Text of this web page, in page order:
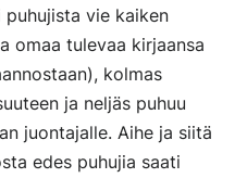
puhujista vie kaiken
omaa tulevaa kirjaansa
kolmas
ja neljäs puhuu
juontajalle. Aihe ja siitä
edes puhujia saati